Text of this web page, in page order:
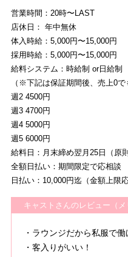
営業時間：20時〜LAST
店休日： 年中無休
体入時給：5,000円〜15,000円
採用時給：5,000円〜15,000円
給料システム：時給制 or日給制
（※下記は保証期間後、売上0で
週2 4500円
週3 4700円
週4 5000円
週5 6000円
給料日：月末締め翌月25日（原
全額日払い：期間限定で応相談
日払い：10,000円迄（金額上限応
キャストさんのレビュー（メ
・ラウンジだから私服で働
・客入りがいい！